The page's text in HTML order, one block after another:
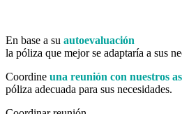
En base a su autoevaluación
la póliza que mejor se adaptaría a sus
Coordine una reunión con nuestros
póliza adecuada para sus necesidades.